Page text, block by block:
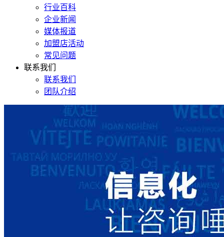
行业百科
企业新闻
媒体报道
加盟店活动
常见问题
联系我们
联系我们
团队介绍